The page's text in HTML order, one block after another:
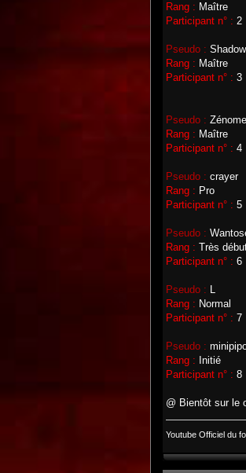
Rang : Maître
Participant n° : 2
Pseudo :
Rang : Maître
Participant n° : 3
Pseudo : Zénome
Rang : Maître
Participant n° : 4
Pseudo : crayer
Rang : Pro
Participant n° : 5
Pseudo :
Rang : Très
Participant n° : 6
Pseudo : L
Rang : Normal
Participant n° : 7
Pseudo :
Rang : Initié
Participant n° : 8
@ Bientôt sur le
Youtube Officiel du